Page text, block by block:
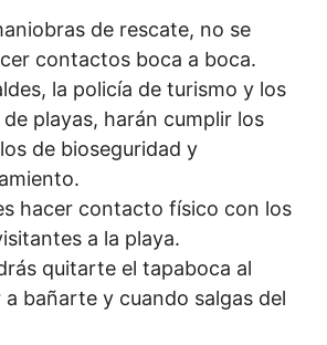
de rescate, no se
contactos boca a boca.
la policía de turismo y los
playas, harán cumplir los
de bioseguridad y
hacer contacto físico con los
a la playa.
quitarte el tapaboca al
a bañarte y cuando salgas del